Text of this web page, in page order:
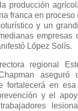
producción
franca en proceso
y un
empresas
López Solís.
regional
fortalecerá en
y el